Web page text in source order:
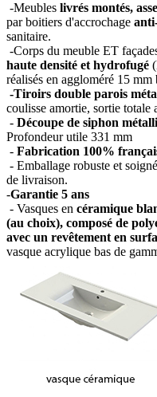
-Meubles livrés montés,
par boitiers d'accrochage
sanitaire.
-Corps du meuble ET
haute densité et hydrofugé
réalisés en aggloméré 15
-Tiroirs double parois
coulisse amortie, sortie totale
- Découpe de siphon
Profondeur utile 331 mm
- Fabrication 100%
- Emballage robuste et
de livraison.
-Garantie 5 ans
- Vasques en céramique
(au choix), composé de
avec un revêtement en
vasque acrylique bas de